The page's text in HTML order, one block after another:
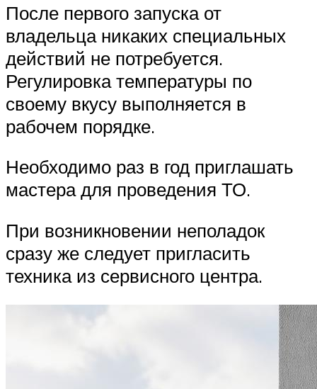
После первого запуска от
владельца никаких специальных
действий не потребуется.
Регулировка температуры по
своему вкусу выполняется в
рабочем порядке.
Необходимо раз в год приглашать
мастера для проведения ТО.
При возникновении неполадок
сразу же следует пригласить
техника из сервисного центра.